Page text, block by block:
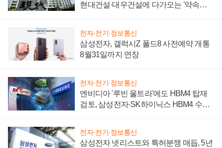
현대건설·대우건설에 다가오는 '약속의
전자·전기·정보통신
삼성전자, 갤럭시Z 폴드8 사전예약 개통
8월31일까지 연장
전자·전기·정보통신
엔비디아 '루빈 울트라'에도 HBM4 탑재
검토, 삼성전자·SK하이닉스 HBM4 수율
전자·전기·정보통신
삼성전자 넷리스트와 특허분쟁 매듭, 5년